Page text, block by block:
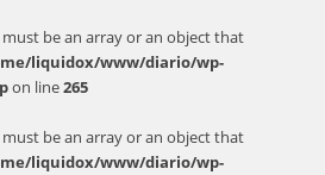
be an array or an object that
liquidox/www/diario/wp-
on line265
be an array or an object that
liquidox/www/diario/wp-